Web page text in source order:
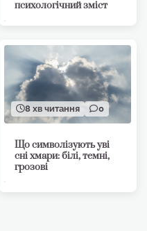
психологічний зміст
8 хв читання 0
Що символізують уві
сні хмари: білі, темні,
грозові